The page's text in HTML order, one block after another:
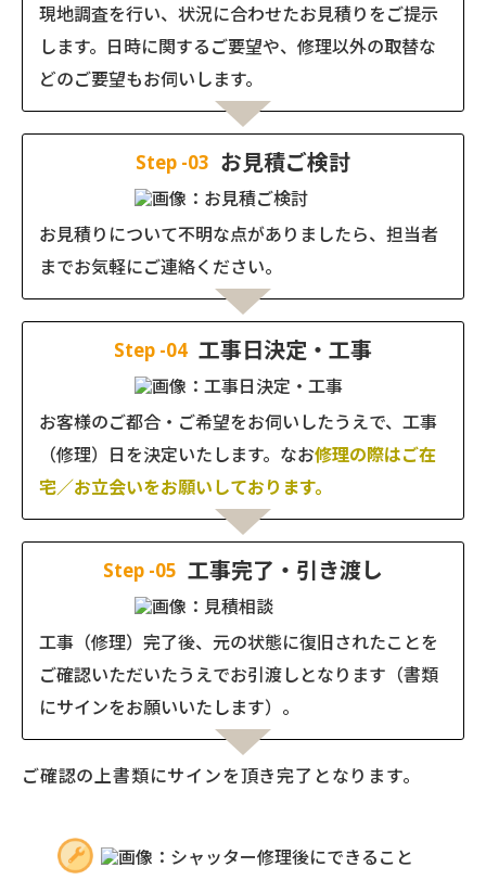
現地調査を行い、状況に合わせたお見積りをご提示
します。日時に関するご要望や、修理以外の取替な
どのご要望もお伺いします。
Step -03 お見積ご検討
お見積りについて不明な点がありましたら、担当者
までお気軽にご連絡ください。
Step -04 工事日決定・工事
お客様のご都合・ご希望をお伺いしたうえで、工事
（修理）日を決定いたします。なお修理の際はご在
宅／お立会いをお願いしております。
Step -05 工事完了・引き渡し
工事（修理）完了後、元の状態に復旧されたことを
ご確認いただいたうえでお引渡しとなります（書類
にサインをお願いいたします）。
ご確認の上書類にサインを頂き完了となります。